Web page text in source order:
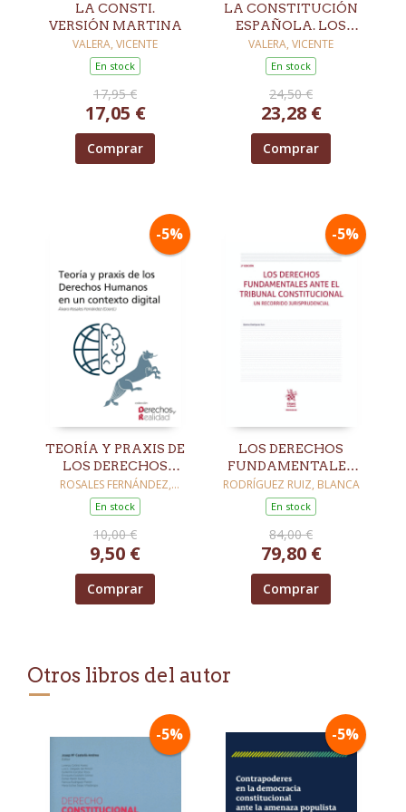
LA CONSTI.
VERSIÓN MARTINA
VALERA, VICENTE
En stock
17,95 €
17,05 €
Comprar
LA CONSTITUCIÓN
ESPAÑOLA. LOS
ESQUEMAS DE
MARTINA
VALERA, VICENTE
En stock
24,50 €
23,28 €
Comprar
-5%
TEORÍA Y PRAXIS DE
LOS DERECHOS
HUMANOS EN UN
CONTEXTO DIGITAL
ROSALES FERNÁNDEZ,
ÁLVARO
En stock
10,00 €
9,50 €
Comprar
-5%
LOS DERECHOS
FUNDAMENTALES
ANTE EL TRIBUNAL
CONSTITUCIONAL.
UN RECORRIDO
JURISPRUDENCIAL
3ª EDICIÓN
RODRÍGUEZ RUIZ, BLANCA
En stock
84,00 €
79,80 €
Comprar
Otros libros del autor
-5% -5%